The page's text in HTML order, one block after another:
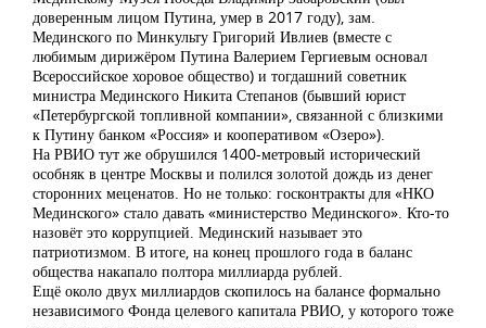
доверенным лицом Путина, умер в 2017 году), зам.
Мединского по Минкульту Григорий Ивлиев (вместе с
любимым дирижёром Путина Валерием Гергиевым основал
Всероссийское хоровое общество) и тогдашний советник
министра Мединского Никита Степанов (бывший юрист
«Петербургской топливной компании», связанной с близкими
к Путину банком «Россия» и кооперативом «Озеро»).
На РВИО тут же обрушился 1400-метровый исторический
особняк в центре Москвы и полился золотой дождь из денег
сторонних меценатов. Но не только: госконтракты для «НКО
Мединского» стало давать «министерство Мединского». Кто-то
назовёт это коррупцией. Мединский называет это
патриотизмом. В итоге, на конец прошлого года в баланс
общества накапало полтора миллиарда рублей.
Ещё около двух миллиардов скопилось на балансе формально
независимого Фонда целевого капитала РВИО, у которого тоже